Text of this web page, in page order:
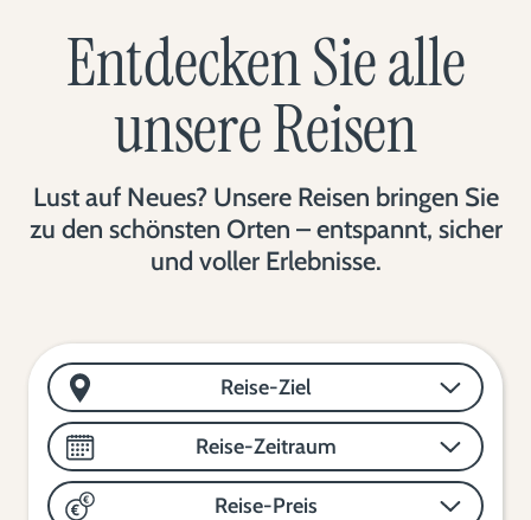
Entdecken Sie alle
unsere Reisen
Lust auf Neues? Unsere Reisen bringen Sie
zu den schönsten Orten – entspannt, sicher
und voller Erlebnisse.
Reise-Ziel
Reise-Zeitraum
Reise-Preis